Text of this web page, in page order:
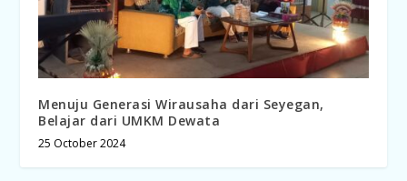
Menuju Generasi Wirausaha dari Seyegan,
Belajar dari UMKM Dewata
25 October 2024